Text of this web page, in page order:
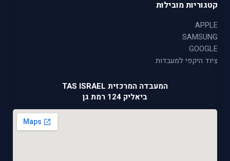
קטגוריות מובילות
APPLE
SAMSUNG
GOOGLE
ציוד היקפי למעבדות
המעבדה המרכזית TAS ISRAEL
ביאליק 124 רמת גן